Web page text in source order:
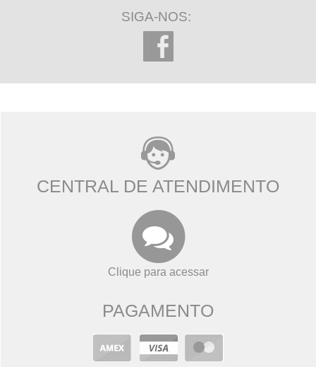
SIGA-NOS:
CENTRAL DE ATENDIMENTO
Clique para acessar
PAGAMENTO